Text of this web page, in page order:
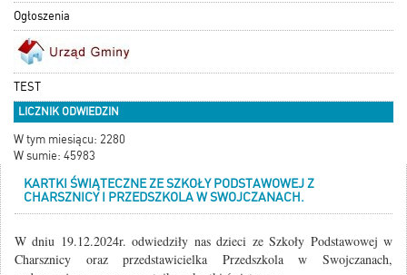
Ogłoszenia
TEST
LICZNIK ODWIEDZIN
W tym miesiącu: 2280
W sumie: 45983
KARTKI ŚWIĄTECZNE ZE SZKOŁY PODSTAWOWEJ Z
CHARSZNICY I PRZEDSZKOLA W SWOJCZANACH.
W dniu 19.12.2024r. odwiedziły nas dzieci ze Szkoły Podstawowej w
Charsznicy oraz przedstawicielka Przedszkola w Swojczanach,